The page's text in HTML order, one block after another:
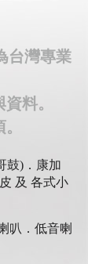
台灣專業
料。
鼓)．康加
及 各式小
叭．低音喇